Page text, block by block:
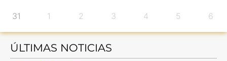
31 1 2 3 4 5 6
ÚLTIMAS NOTICIAS